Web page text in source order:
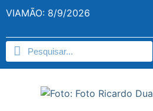
VIAMÃO: 8/9/2026